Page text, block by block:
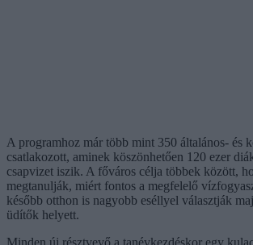
A programhoz már több mint 350 általános- és
csatlakozott, aminek köszönhetően 120 ezer
csapvizet iszik. A főváros célja többek között,
megtanulják, miért fontos a megfelelő
később otthon is nagyobb eséllyel választják
üdítők helyett.
Minden új résztvevő a tanévkezdéskor egy